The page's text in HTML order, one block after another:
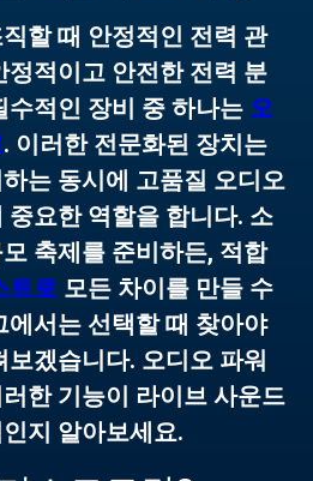
할 때 안정적인 전력 관
정적이고 안전한 전력 분
수적인 장비 중 하나는 오
. 이러한 전문화된 장치는
는 동시에 고품질 오디오
중요한 역할을 합니다. 소
축제를 준비하든, 적합
트로 모든 차이를 만들 수
에서는 선택할 때 찾아야
보겠습니다. 오디오 파워
한 기능이 라이브 사운드
지 알아보세요.